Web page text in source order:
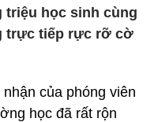
triệu học sinh cùng
trực tiếp rực rỡ cờ
của phóng viên
học đã rất rộn